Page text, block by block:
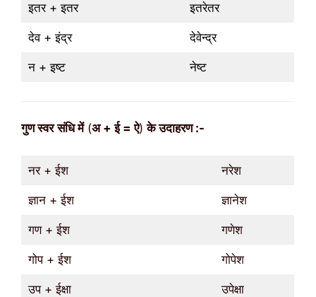
इतर + इतर इतरेतर
देव + इंद्र देवेन्द्र
न + इष्ट नेष्ट
गुणस्वर संधि में(अ + ई = ऐ)के उदाहरण :-
नर + ईश नरेश
ज्ञान + ईश ज्ञानेश
गण + ईश गणेश
गोप + ईश गोपेश
उप + ईक्षा उपेक्षा